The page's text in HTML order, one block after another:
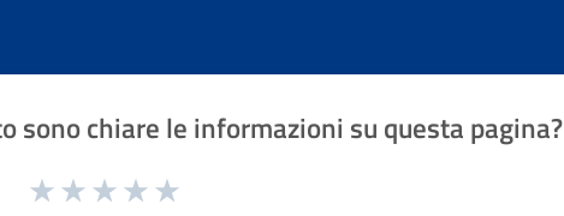
sono chiare le informazioni su questa pagina?
1 a 5 stelle la pagina